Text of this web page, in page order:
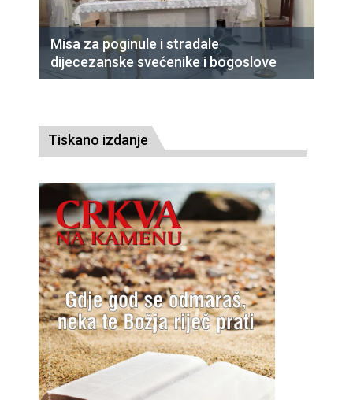
Misa za poginule i stradale
dijecezanske svećenike i bogoslove
Tiskano izdanje